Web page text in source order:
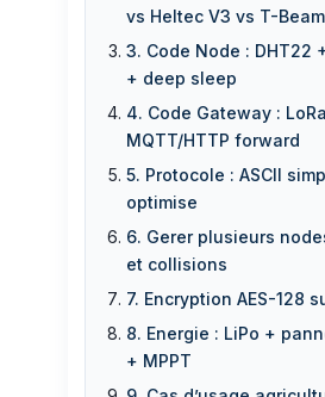
vs Heltec V3 vs T-Beam
3. Code Node : DHT22
+ deep sleep
4. Code Gateway :
MQTT/HTTP forward
5. Protocole : ASCII
optimise
6. Gerer plusieurs
et collisions
7. Encryption AES-128
8. Energie : LiPo +
+ MPPT